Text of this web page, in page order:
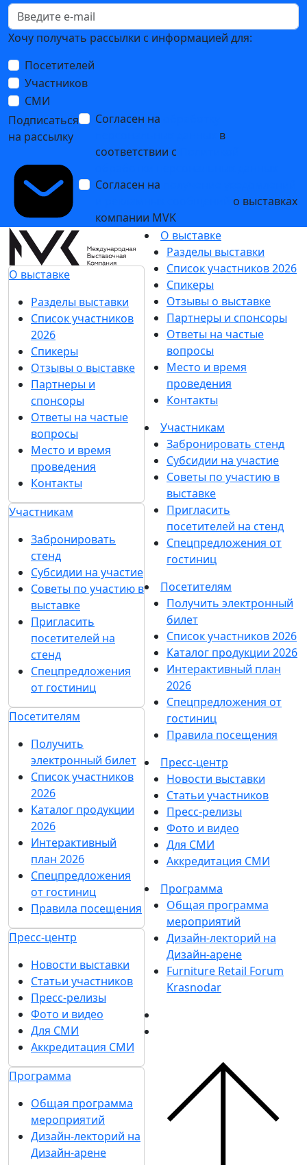
Хочу получать рассылки с информацией для:
Посетителей
Участников
СМИ
Подписаться
на рассылку
Согласен на
в
соответствии с
Согласен на
о выставках
компании MVK
О выставке
Разделы выставки
Список участников
2026
Спикеры
Отзывы о выставке
Партнеры и
спонсоры
Ответы на частые
вопросы
Место и время
проведения
Контакты
Участникам
Забронировать
стенд
Субсидии на участие
Советы по участию в
выставке
Пригласить
посетителей на
стенд
Спецпредложения
от гостиниц
Посетителям
Получить
электронный билет
Список участников
2026
Каталог продукции
2026
Интерактивный
план 2026
Спецпредложения
от гостиниц
Правила посещения
Пресс-центр
Новости выставки
Статьи участников
Пресс-релизы
Фото и видео
Для СМИ
Аккредитация СМИ
Программа
Общая программа
мероприятий
Дизайн-лекторий на
Дизайн-арене
О выставке
Разделы выставки
Список участников 2026
Спикеры
Отзывы о выставке
Партнеры и спонсоры
Ответы на частые
вопросы
Место и время
проведения
Контакты
Участникам
Забронировать стенд
Субсидии на участие
Советы по участию в
выставке
Пригласить
посетителей на стенд
Спецпредложения от
гостиниц
Посетителям
Получить электронный
билет
Список участников 2026
Каталог продукции 2026
Интерактивный план
2026
Спецпредложения от
гостиниц
Правила посещения
Пресс-центр
Новости выставки
Статьи участников
Пресс-релизы
Фото и видео
Для СМИ
Аккредитация СМИ
Программа
Общая программа
мероприятий
Дизайн-лекторий на
Дизайн-арене
Furniture Retail Forum
Krasnodar